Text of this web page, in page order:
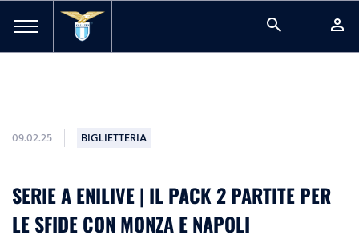
search person
09.02.25 BIGLIETTERIA
SERIE A ENILIVE | IL PACK 2 PARTITE PER
LE SFIDE CON MONZA E NAPOLI